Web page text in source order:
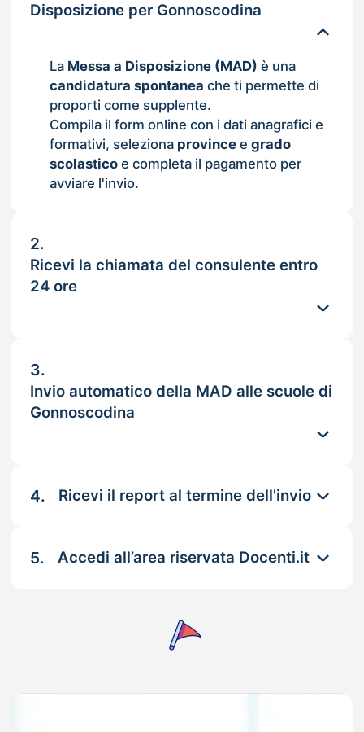
Disposizione per Gonnoscodina
La Messa a Disposizione (MAD) è una
candidatura spontanea che ti permette di
proporti come supplente.
Compila il form online con i dati anagrafici e
formativi, seleziona provincee grado
scolasticoe completa il pagamento per
avviare l'invio.
2.
Ricevi la chiamata del consulente entro
24 ore
3.
Invio automatico della MAD alle scuole di
Gonnoscodina
4. Ricevi il report al termine dell'invio
5. Accedi all’area riservata Docenti.it